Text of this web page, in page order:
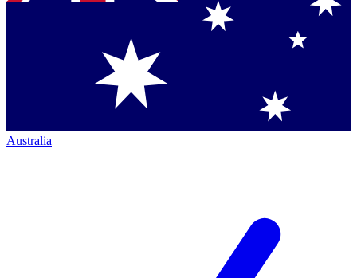
Australia